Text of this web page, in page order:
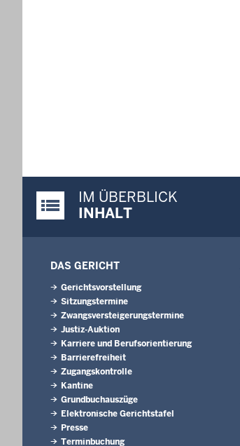
Justiz-Portal im Überblick:
IM ÜBERBLICK
INHALT
DAS GERICHT
Gerichtsvorstellung
Sitzungstermine
Zwangsversteigerungs­termine
Justiz-Auktion
Karriere und Berufsorientierung
Barrierefreiheit
Zugangskontrolle
Kantine
Grundbuchauszüge
Elektronische Gerichtstafel
Presse
Terminbuchung